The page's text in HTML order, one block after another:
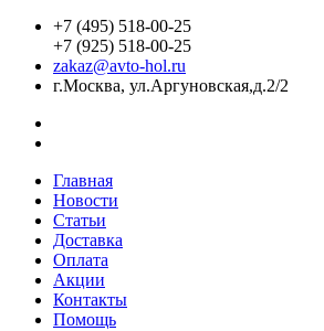
+7 (495) 518-00-25
+7 (925) 518-00-25
zakaz@avto-hol.ru
г.Москва, ул.Аргуновская,д.2/2
Главная
Новости
Статьи
Доставка
Оплата
Акции
Контакты
Помощь